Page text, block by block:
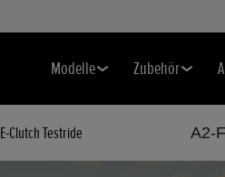
Modelle Zubehör
E-Clutch Testride A2-